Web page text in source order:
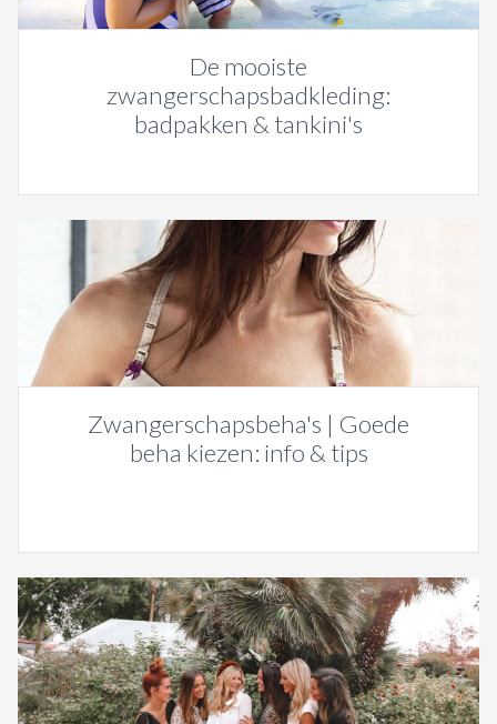
De mooiste
zwangerschapsbadkleding:
badpakken & tankini's
Zwangerschapsbeha's | Goede
beha kiezen: info & tips